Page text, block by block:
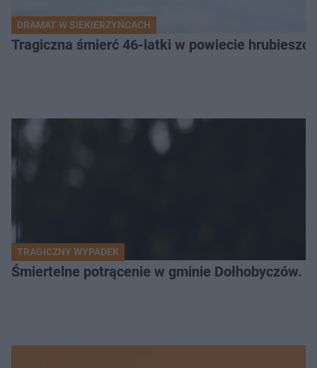
DRAMAT W SIEKIERZYŃCACH
Tragiczna śmierć 46-latki w powiecie
TRAGICZNY WYPADEK
Śmiertelne potrącenie w gminie Dołhobyczów.